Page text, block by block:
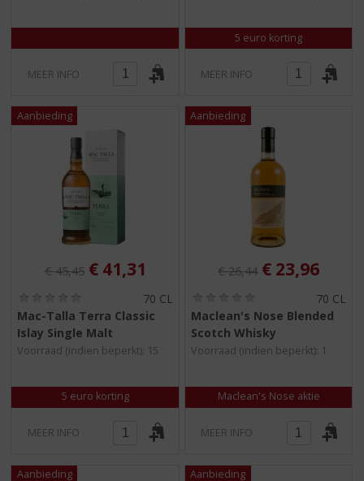
MEER INFO
5 euro korting
MEER INFO
Originele prijs was:
€45,45 , Huidige prijs is:
€ 41,31
,
0
/
70 CL
Mac-Talla Terra Classic
Islay Single Malt
Voorraad (indien beperkt): 15
5 euro korting
MEER INFO
Originele prijs was:
€26,44 , Huidige
€ 23,96
,
0
/
70 CL
Maclean's Nose Blended
Scotch Whisky
Voorraad (indien beperkt): 1
Maclean's Nose aktie
MEER INFO